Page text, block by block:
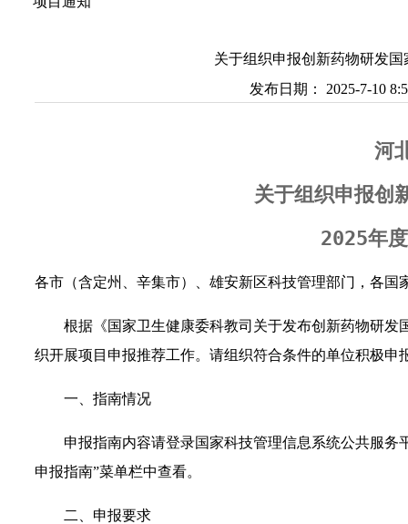
关于组织申报创新药物研发
发布日期： 2025-7-10
河
关于组织申报创
2025年
各市（含定州、辛集市）、雄安新区科技管理部门，各国
根据《国家卫生健康委科教司关于发布创新药物研
织开展项目申报推荐工作。请组织符合条件的单位积极申
一、指南情况
申报指南内容请登录国家科技管理信息系统公共服务
申报指南”菜单栏中查看。
二、申报要求